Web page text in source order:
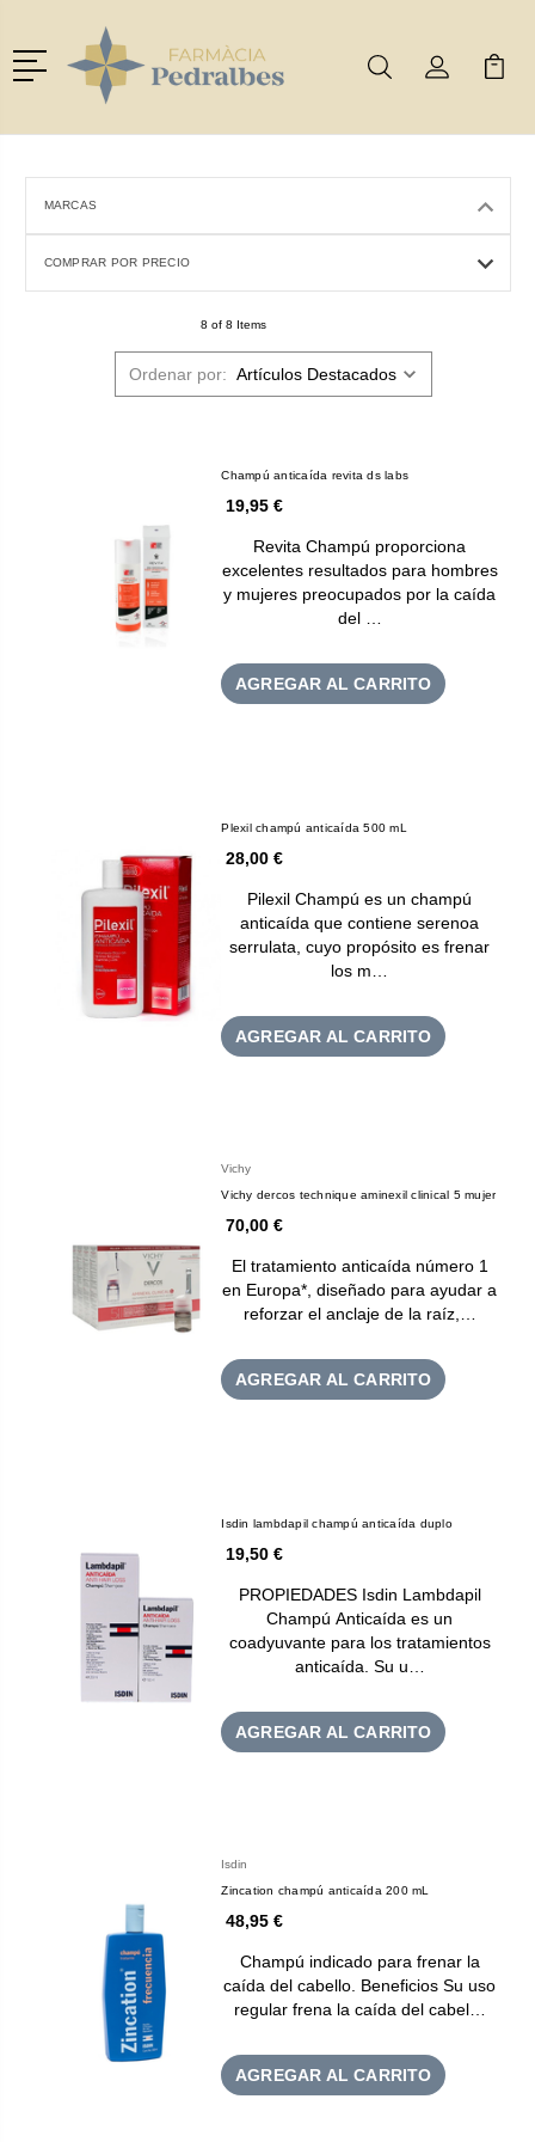
Menú
BuscarMi Cuenta
Mi
MARCAS
COMPRAR POR PRECIO
8 of 8 Items
Ordenar por:
Champú anticaída revita ds labs
19,95 €
Revita Champú proporciona
excelentes resultados para hombres
y mujeres preocupados por la caída
del …
AGREGAR AL CARRITO
Plexil champú anticaída 500 mL
28,00 €
Pilexil Champú es un champú
anticaída que contiene serenoa
serrulata, cuyo propósito es frenar
los m…
AGREGAR AL CARRITO
Vichy
Vichy dercos technique aminexil clinical 5 mujer
70,00 €
El tratamiento anticaída número 1
en Europa*, diseñado para ayudar a
reforzar el anclaje de la raíz,…
AGREGAR AL CARRITO
Isdin lambdapil champú anticaída duplo
19,50 €
PROPIEDADES Isdin Lambdapil
Champú Anticaída es un
coadyuvante para los tratamientos
anticaída. Su u…
AGREGAR AL CARRITO
Isdin
Zincation champú anticaída 200 mL
48,95 €
Champú indicado para frenar la
caída del cabello. Beneficios Su uso
regular frena la caída del cabel…
AGREGAR AL CARRITO